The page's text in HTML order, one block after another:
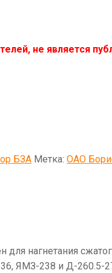
не является
БЗА Метка: ОАО
нагнетания
ЯМЗ-238 и Д-260.5-